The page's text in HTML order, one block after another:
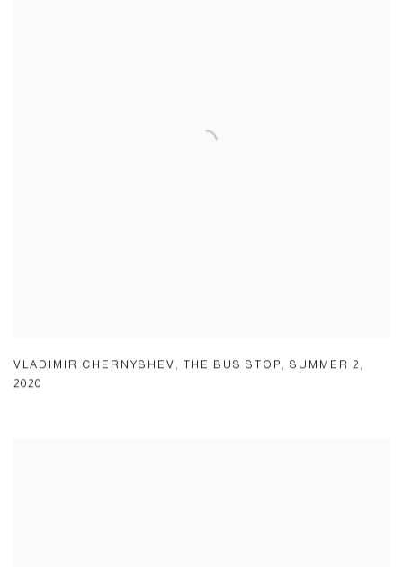
VLADIMIR CHERNYSHEV , THE BUS STOP ,SUMMER 2 ,
2020